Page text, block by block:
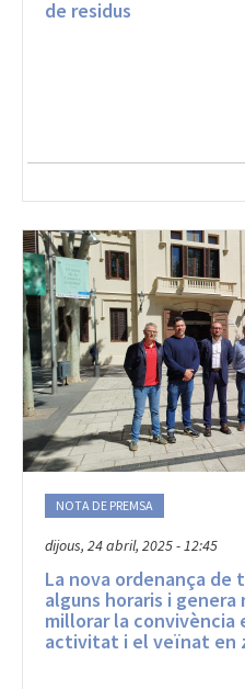
dijous, 24 abril, 2025 - 12:45
La nova ordenança de
alguns horaris i genera
millorar la convivència
activitat i el veïnat en